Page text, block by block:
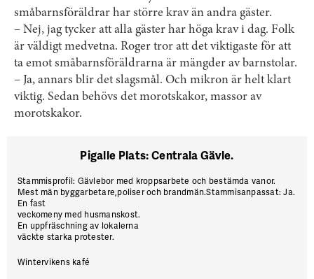
småbarnsföräldrar har större krav än andra gäster.
– Nej, jag tycker att alla gäster har höga krav i dag. Folk
är väldigt medvetna. Roger tror att det viktigaste för att
ta emot småbarnsföräldrarna är mängder av barnstolar.
– Ja, annars blir det slagsmål. Och mikron är helt klart
viktig. Sedan behövs det morotskakor, massor av
morotskakor.
Pigalle Plats: Centrala Gävle.
Stammisprofil: Gävlebor med kroppsarbete och bestämda vanor.
Mest män byggarbetare,poliser och brandmän.Stammisanpassat: Ja.
En fast
veckomeny med husmanskost.
En uppfräschning av lokalerna
väckte starka protester.
Wintervikens kafé